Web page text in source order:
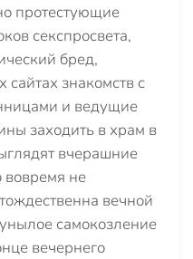
протестующие
секспросвета,
бред,
знакомств с
и ведущие
заходить в храм в
вчерашние
вовремя не
вечной
самокозление
вечернего